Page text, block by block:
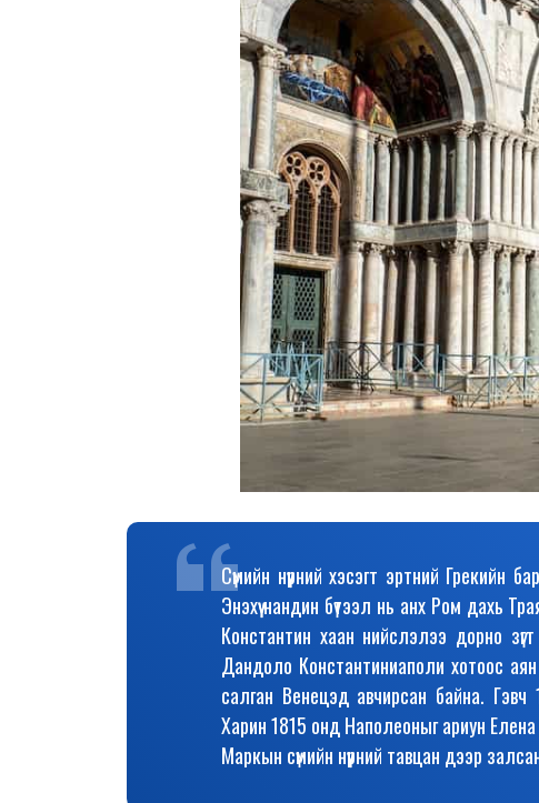
Сүмийн нүүрний хэсэгт эртний Грекийн
Энэхүү нандин бүтээл нь анх Ром дахь
Константин хаан нийслэлээ дорно
Дандоло Константиниаполи хотоос
салган Венецэд авчирсан байна.
Харин 1815 онд Наполеоныг ариун
Маркын сүмийн нүүрний тавцан дээр залсан